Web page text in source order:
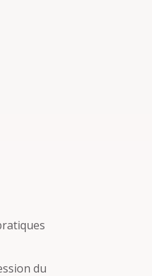
du